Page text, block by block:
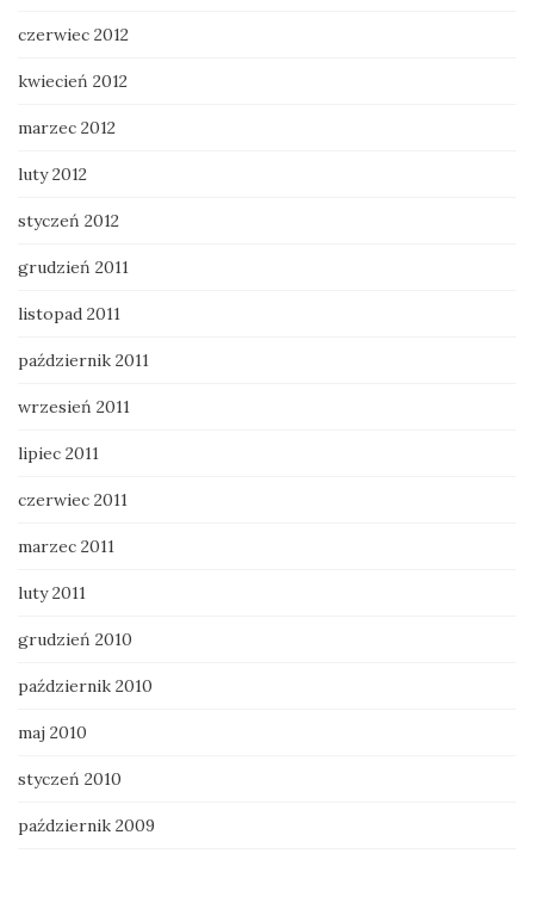
czerwiec 2012
kwiecień 2012
marzec 2012
luty 2012
styczeń 2012
grudzień 2011
listopad 2011
październik 2011
wrzesień 2011
lipiec 2011
czerwiec 2011
marzec 2011
luty 2011
grudzień 2010
październik 2010
maj 2010
styczeń 2010
październik 2009